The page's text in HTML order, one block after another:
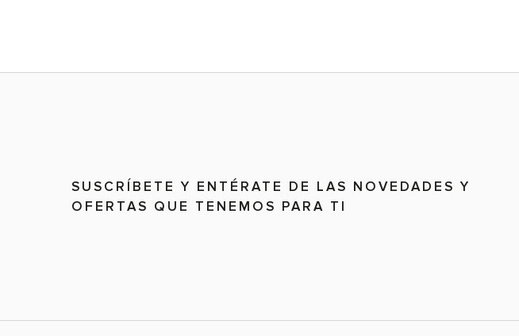
SUSCRÍBETE Y ENTÉRATE DE LAS NOVEDADES Y
OFERTAS QUE TENEMOS PARA TI